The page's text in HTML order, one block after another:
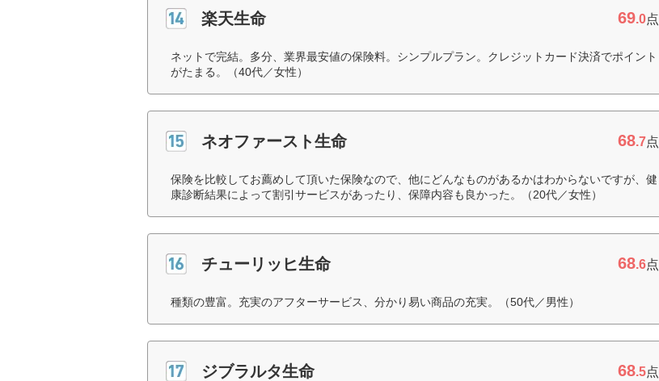
楽天生命 69.0点
ネットで完結。多分、業界最安値の保険料。シンプルプラン。クレジットカード決済でポイント
がたまる。（40代／女性）
ネオファースト生命 68.7点
保険を比較してお薦めして頂いた保険なので、他にどんなものがあるかはわからないですが、健
康診断結果によって割引サービスがあったり、保障内容も良かった。（20代／女性）
チューリッヒ生命 68.6点
種類の豊富。充実のアフターサービス、分かり易い商品の充実。（50代／男性）
ジブラルタ生命 68.5点